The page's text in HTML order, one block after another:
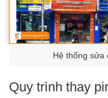
Hệ thống sửa
Quy trình thay